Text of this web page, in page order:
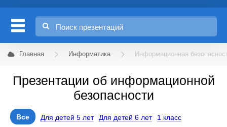
Главная Информатика Информационная
Презентации об информационной
безопасности
Все Для детей 5 лет Для детей 6 лет 1 класс